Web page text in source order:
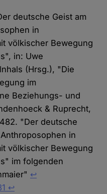
deutsche Geist am
in
völkischer Bewegung
in: Uwe
(Hrsg.), "Die
im
Beziehungs- und
& Ruprecht,
"Der deutsche
in
völkischer Bewegung
im folgenden
↩
↩︎